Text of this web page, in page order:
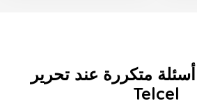
أسئلة متكررة عند تحرير iPhone من
Telcel